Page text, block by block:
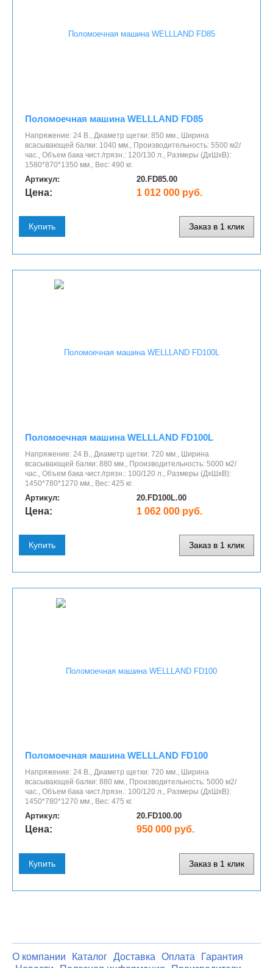
Поломоечная машина WELLLAND FD85
Напряжение: 24 В., Диаметр щетки: 850 мм., Ширина
всасывающей балки: 1040 мм., Производительность: 5500 м2/
час., Объем бака чист./грязн.: 120/130 л., Размеры (ДхШхВ):
1580*870*1350 мм., Вес: 490 кг.
Артикул: 20.FD85.00
Цена: 1 012 000 руб.
Купить Заказ в 1 клик
Поломоечная машина WELLLAND FD100L
Напряжение: 24 В., Диаметр щетки: 720 мм., Ширина
всасывающей балки: 880 мм., Производительность: 5000 м2/
час., Объем бака чист./грязн.: 100/120 л., Размеры (ДхШхВ):
1450*780*1270 мм., Вес: 425 кг.
Артикул: 20.FD100L.00
Цена: 1 062 000 руб.
Купить Заказ в 1 клик
Поломоечная машина WELLLAND FD100
Напряжение: 24 В., Диаметр щетки: 720 мм., Ширина
всасывающей балки: 880 мм., Производительность: 5000 м2/
час., Объем бака чист./грязн.: 100/120 л., Размеры (ДхШхВ):
1450*780*1270 мм., Вес: 475 кг.
Артикул: 20.FD100.00
Цена: 950 000 руб.
Купить Заказ в 1 клик
О компании Каталог Доставка Оплата
Гарантия